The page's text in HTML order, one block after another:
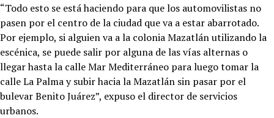
“Todo esto se está haciendo para que los automovilistas no
pasen por el centro de la ciudad que va a estar abarrotado.
Por ejemplo, si alguien va a la colonia Mazatlán utilizando la
escénica, se puede salir por alguna de las vías alternas o
llegar hasta la calle Mar Mediterráneo para luego tomar la
calle La Palma y subir hacia la Mazatlán sin pasar por el
bulevar Benito Juárez”, expuso el director de servicios
urbanos.